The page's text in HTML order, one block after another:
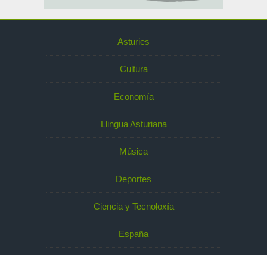
Asturies
Cultura
Economía
Llingua Asturiana
Música
Deportes
Ciencia y Tecnoloxía
España